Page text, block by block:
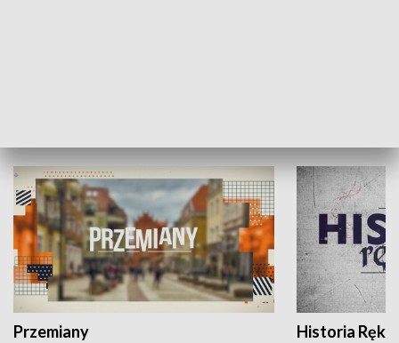
Przemiany Historia Ręką